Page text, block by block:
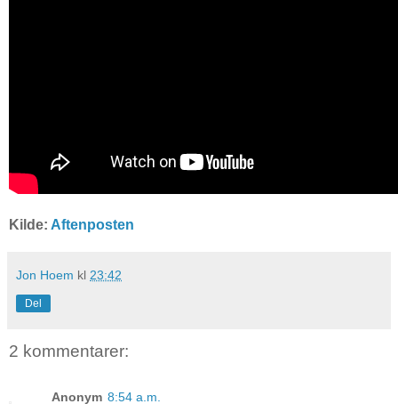
Kilde: Aftenposten
Jon Hoem kl 23:42
Del
2 kommentarer:
Anonym 8:54 a.m.